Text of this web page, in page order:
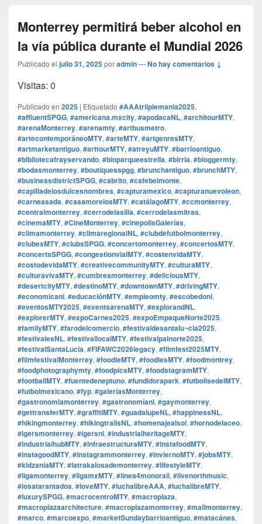
Monterrey permitirá beber alcohol en
la vía pública durante el Mundial 2026
Publicado el julio 31, 2025poradmin—No hay comentarios ↓
Visitas: 0
Publicado en 2025 | Etiquetado #AAAtriiplemania2025,
#affluentSPGG, #americana.mxcity, #apodacaNL, #architourMTY,
#arenaMonterrey, #arenamty, #artbusmetro,
#artecontemporáneoMTY, #arteMTY, #artgenresMTY,
#artmarketantiguo, #arttourMTY, #atreyuMTY, #barrioantiguo,
#bibliotecafrayservando, #bioparqueestrella, #birria, #bloggermty,
#bodasmonterrey, #boutiquesspgg, #brunchantiguo, #brunchMTY,
#businessdistrictSPGG, #cabrito, #cafebelmonte,
#capilladelosdulcesnombres, #capturamexico, #capturanuevoleon,
#carneasada, #casamorelosMTY, #catálagoMTY, #ccmonterrey,
#centralmonterrey, #cerrodelasilla, #cerrodelasmitras,
#cinemaMTY, #CineMonterrey, #cinepolisGalerías,
#climamonterrey, #climaregionalNL, #clubdefutbolmonterrey,
#clubesMTY, #clubsSPGG, #concertomonterrey, #concertosMTY,
#concertsSPGG, #congestionvialMTY, #costenvidaMTY,
#costodevidaMTY, #creativecommunityMTY, #culturaMTY,
#culturavivaMTY, #cumbresmonterrey, #deliciousMTY,
#desertcityMTY, #destinoMTY, #downtownMTY, #drivingMTY,
#economicanl, #educaciónMTY, #empleomty, #escobedonl,
#eventosMTY2025, #eventsarenaMTY, #explorandNL,
#explorerMTY, #expoCarnes2025, #expoEmpaqueNorte2025,
#familyMTY, #farodelcomercio, #festivaldesantalu¬cia2025,
#festivalesNL, #festivallocalMTY, #festivalpalnorte2025,
#festivalSantaLucia, #FIFAWC2026legacy, #filmfest2025MTY,
#filmfestivalMonterrey, #foodieMTY, #foodiesMTY, #foodmontrey,
#foodphotographymty, #foodpicsMTY, #foodstagramMTY,
#footballMTY, #fuentedeneptuno, #fundidorapark, #futbolisedelMTY,
#futbolmexicano, #fyp, #galeríasMonterrey,
#gastronomiamonterrey, #gastronomíanl, #gaymonterrey,
#gettransferMTY, #graffitiMTY, #guadalupeNL, #happinessNL,
#hikingmonterrey, #hikingtrailsNL, #homenajealsol, #hornodelaceo,
#igersmonterrey, #igersnl, #industrialheritageMTY,
#industrialhubMTY, #infraestructuraMTY, #instafoodMTY,
#instagoodMTY, #instagrammonterrey, #inviernoMTY, #jobsMTY,
#kidzaniaMTY, #latrakalosademonterrey, #lifestyleMTY,
#ligamonterrey, #ligamxMTY, #linea4monorail, #livenorthmusic,
#losatarantados, #loveMTY, #luchalibreAAA, #luchalibreMTY,
#luxurySPGG, #macrocentroMTY, #macroplaza,
#macroplazaarchitecture, #macroplazamonterrey, #mallmonterrey,
#marco, #marcoexpo, #marketSundaybarrioantiguo, #matacánes,